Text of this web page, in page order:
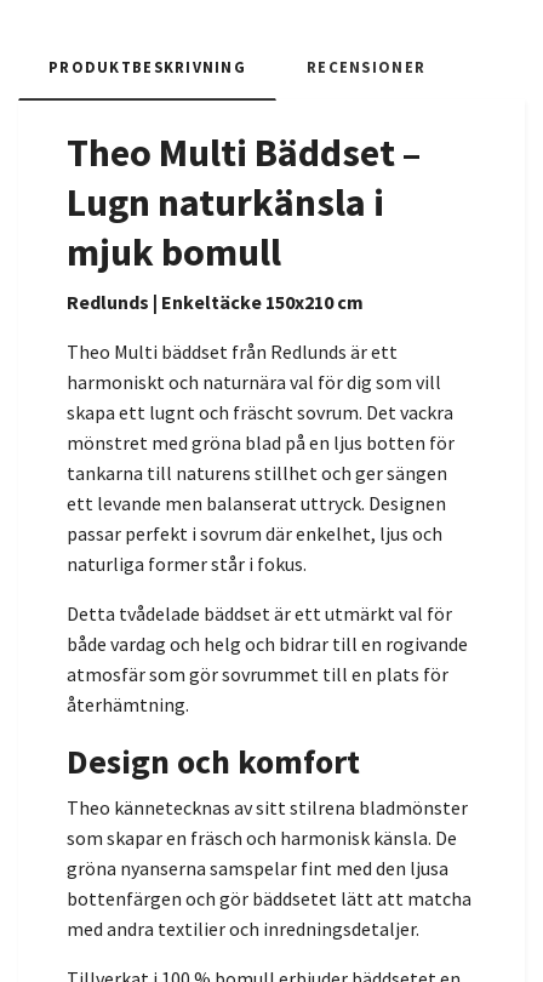
PRODUKTBESKRIVNING RECENSIONER
Theo Multi Bäddset –
Lugn naturkänsla i
mjuk bomull
Redlunds | Enkeltäcke 150x210 cm
Theo Multi bäddset från Redlunds är ett
harmoniskt och naturnära val för dig som vill
skapa ett lugnt och fräscht sovrum. Det vackra
mönstret med gröna blad på en ljus botten för
tankarna till naturens stillhet och ger sängen
ett levande men balanserat uttryck. Designen
passar perfekt i sovrum där enkelhet, ljus och
naturliga former står i fokus.
Detta tvådelade bäddset är ett utmärkt val för
både vardag och helg och bidrar till en rogivande
atmosfär som gör sovrummet till en plats för
återhämtning.
Design och komfort
Theo kännetecknas av sitt stilrena bladmönster
som skapar en fräsch och harmonisk känsla. De
gröna nyanserna samspelar fint med den ljusa
bottenfärgen och gör bäddsetet lätt att matcha
med andra textilier och inredningsdetaljer.